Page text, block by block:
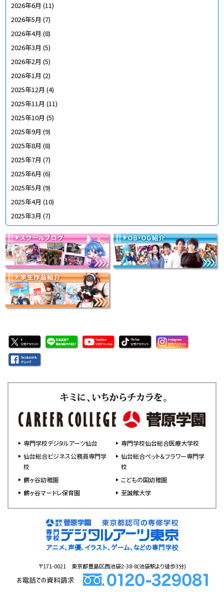
2026年6月 (11)
2026年5月 (7)
2026年4月 (8)
2026年3月 (5)
2026年2月 (5)
2026年1月 (2)
2025年12月 (4)
2025年11月 (11)
2025年10月 (5)
2025年9月 (9)
2025年8月 (8)
2025年7月 (7)
2025年6月 (6)
2025年5月 (9)
2025年4月 (10)
2025年3月 (7)
専門学校デジタルアーツ仙台
専門学校仙台総合医療大学校
仙台総合ビジネス公務員専門学
校
仙台総合ペット＆フラワー専門学
校
鶴ヶ谷幼稚園
こどもの国幼稚園
鶴ヶ谷マードレ保育園
至誠館大学
〒171-0021 東京都豊島区西池袋2-38-8(池袋駅より徒歩3分)